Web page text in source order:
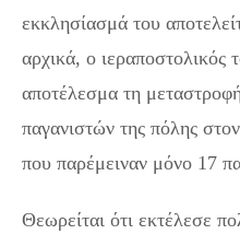
εκκλησίασμά του
αρχικά, ο ιεραποστολικός
αποτέλεσμα τη
παγανιστών της πόλης
που παρέμειναν μόνο 17
Θεωρείται ότι εκτέλεσε